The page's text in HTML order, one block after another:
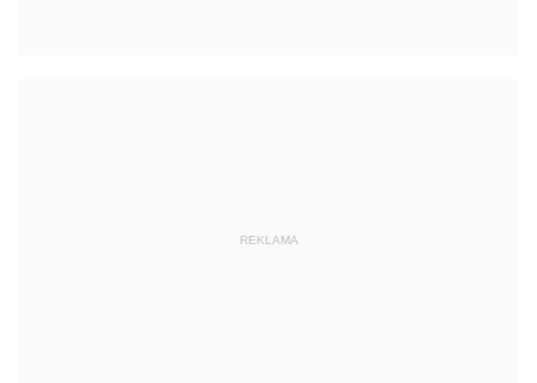
REKLAMA